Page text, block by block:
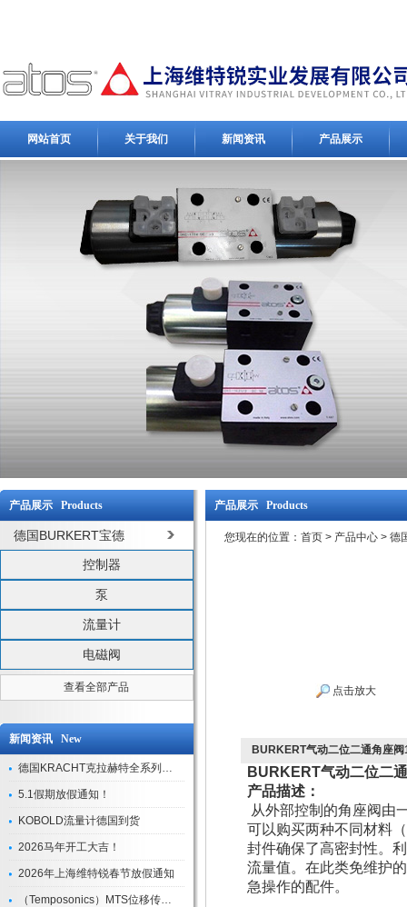
网站首页 关于我们 新闻资讯 产品展示
产品展示 Products
德国BURKERT宝德
控制器
泵
流量计
电磁阀
查看全部产品
新闻资讯 New
德国KRACHT克拉赫特全系列现货库存
5.1假期放假通知！
KOBOLD流量计德国到货
2026马年开工大吉！
2026年上海维特锐春节放假通知
（Temposonics）MTS位移传感器现货库存型号
产品展示 Products
您现在的位置： 首页 > 产品中心 > 德
点击放大
BURKERT气动二位二通角座
BURKERT气动二位二
产品描述：
从外部控制的角座阀由
可以购买两种不同材料
封件确保了高密封性。
流量值。在此类免维护
急操作的配件。